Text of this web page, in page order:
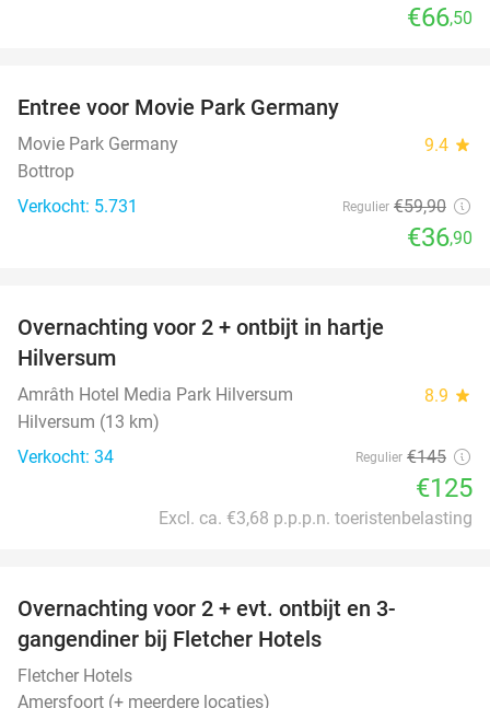
€66,50
Entree voor Movie Park Germany
Movie Park Germany 9.4 star
Bottrop
Verkocht: 5.731
Regulier €59,90
€36,90
Overnachting voor 2 + ontbijt in hartje
Hilversum
Amrâth Hotel Media Park Hilversum 8.9 star
Hilversum (13 km)
Verkocht: 34
Regulier €145
€125
Excl. ca. €3,68 p.p.p.n. toeristenbelasting
Overnachting voor 2 + evt. ontbijt en 3-
gangendiner bij Fletcher Hotels
Fletcher Hotels
Amersfoort (+ meerdere locaties)